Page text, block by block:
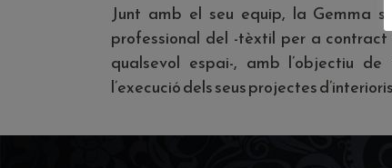
Junt amb el seu equip, la Gemma
professional del -tèxtil per a
qualsevol espai-, amb l’objectiu
l’execució dels seus projectes